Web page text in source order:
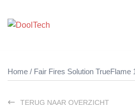
naar
Home / Fair Fires Solution TrueFlame
TERUG NAAR OVERZICHT